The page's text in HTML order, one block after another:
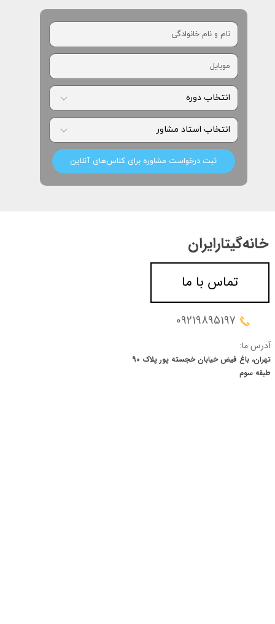
ثبت درخواست مشاوره برای کلاس‌های آنلاین
خانه‌گیتار‌ایران
09219895197
آدرس ما:
تهران، باغ فیض خیابان خجسته پور پلاک 90
​​​​​​​طبقه سوم
تماس با ما